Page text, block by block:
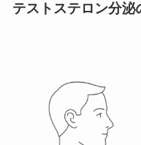
テストステロン分泌